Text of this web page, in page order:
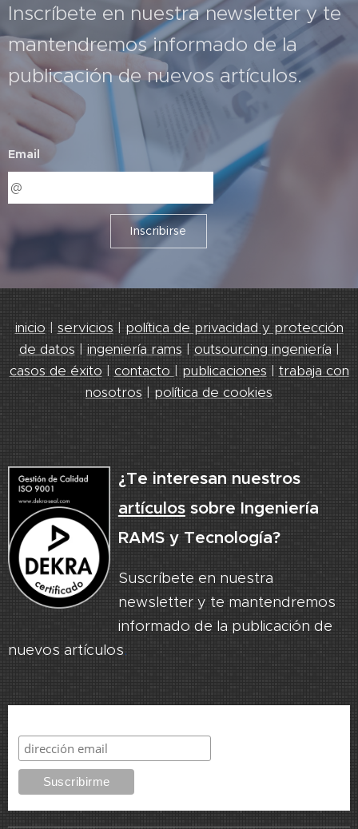
Inscríbete en nuestra newsletter y te
mantendremos informado de la
publicación de nuevos artículos.
Email
Inscribirse
inicio | servicios | política de privacidad y protección
de datos | ingeniería rams | outsourcing ingeniería |
casos de éxito | contacto | publicaciones | trabaja con
nosotros | política de cookies
¿Te interesan nuestros
artículossobre Ingeniería
RAMS y Tecnología?
Suscríbete en nuestra
newsletter y te mantendremos
informado de la publicación de
nuevos artículos.